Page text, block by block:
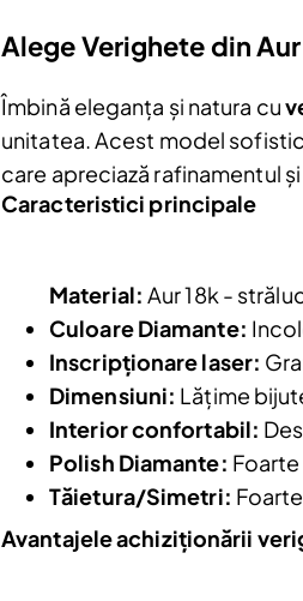
Nu
Alege Verighete din
Îmbină eleganța și natura cu
unitatea. Acest model
care apreciază rafinamentul
Caracteristici principale
Material: Aur 18k -
Culoare Diamante:
Inscripționare laser:
Dimensiuni: Lățime
Interior confortabil:
Polish Diamante:
Tăietura/Simetri:
Avantajele achiziționării